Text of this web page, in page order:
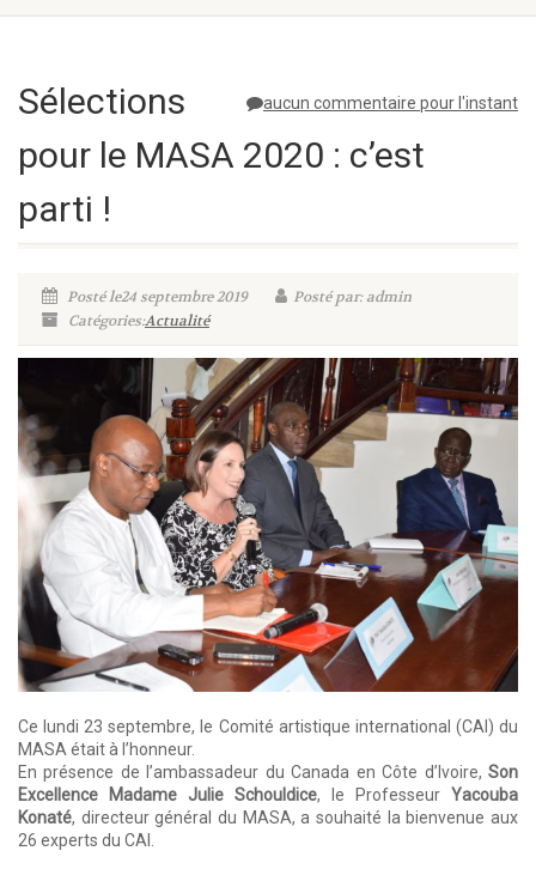
aucun commentaire pour l'instant
Sélections
pour le MASA 2020 : c’est
parti !
Posté le24 septembre 2019
Posté par: admin
Catégories:Actualité
Ce lundi 23 septembre, le Comité artistique international (CAI) du
MASA était à l’honneur.
En présence de l’ambassadeur du Canada en Côte d’Ivoire, Son
Excellence Madame Julie Schouldice, le Professeur Yacouba
Konaté, directeur général du MASA, a souhaité la bienvenue aux
26 experts du CAI.